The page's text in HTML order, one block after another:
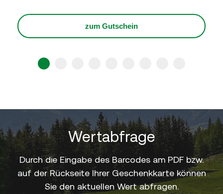
zum Gutschein
Wertabfrage
Durch die Eingabe des Barcodes am PDF bzw.
auf der Rückseite Ihrer Geschenkkarte können
Sie den aktuellen Wert abfragen.